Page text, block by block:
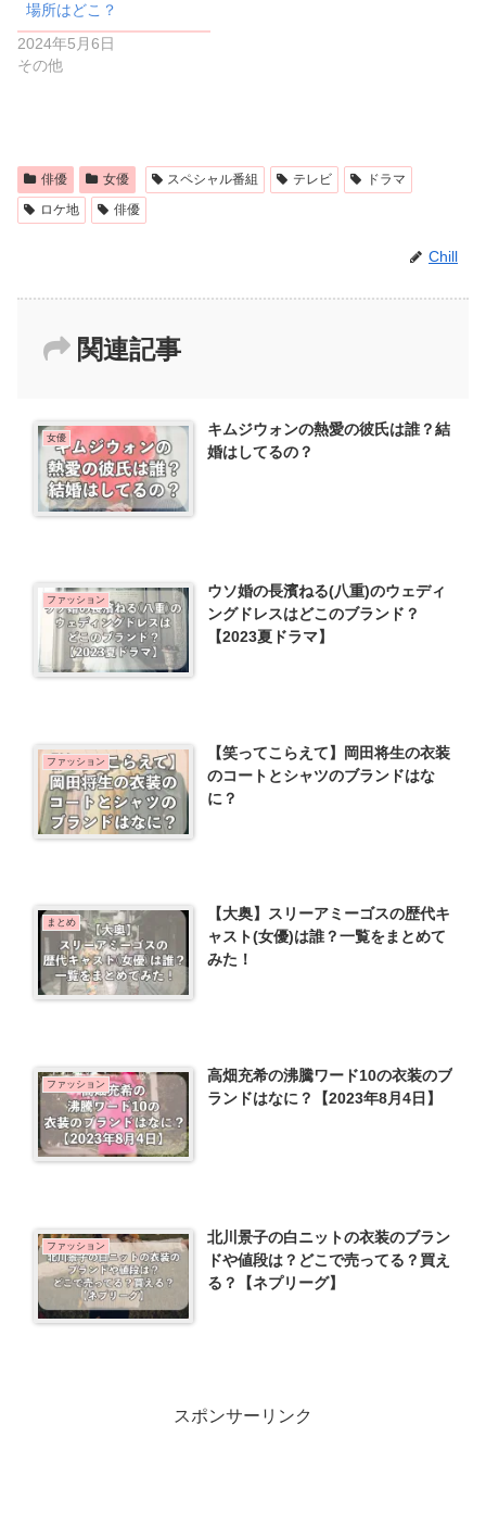
場所はどこ？
2024年5月6日
その他
俳優 女優 スペシャル番組 テレビ
ドラマ
ロケ地
俳優
Chill
関連記事
女優
キムジウォンの熱愛の彼氏は誰？結
婚はしてるの？
ファッション
ウソ婚の長濱ねる(八重)のウェディ
ングドレスはどこのブランド？
【2023夏ドラマ】
ファッション
【笑ってこらえて】岡田将生の衣装
のコートとシャツのブランドはな
に？
まとめ
【大奥】スリーアミーゴスの歴代キ
ャスト(女優)は誰？一覧をまとめて
みた！
ファッション
高畑充希の沸騰ワード10の衣装のブ
ランドはなに？【2023年8月4日】
ファッション
北川景子の白ニットの衣装のブラン
ドや値段は？どこで売ってる？買え
る？【ネプリーグ】
スポンサーリンク